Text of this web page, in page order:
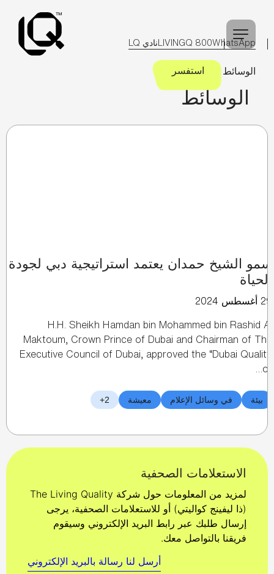
المحتوىWhatsApp
800 LIVINGQ نادي LQ
الوسائط استفسر
الوسائط
‏سمو الشيخ حمدان يعتمد استراتيجية دبي لجودة
الحياة‏
29 أغسطس 2024
H.H. Sheikh Hamdan bin Mohammed bin Rashid Al
Maktoum, Crown Prince of Dubai and Chairman of The
Executive Council of Dubai, approved the “Dubai Quality
of…
بيئة في وسائل الإعلام معيشة 2+
الاستعلامات الصحفية
‏لمزيد من المعلومات حول شركة The Living Quality
(ذا ليفينج كواليتي) أو للاستعلامات الصحفية، يرجى
إرسال طلبك عبر رابط البريد الإلكتروني وسيقوم
فريقنا بالتواصل معك.‏
أرسل لنا رسالة بالبريد الإلكتروني